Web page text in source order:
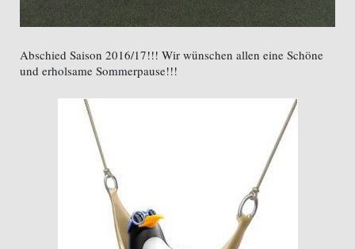
Abschied Saison 2016/17!!! Wir wünschen allen eine Schöne
und erholsame Sommerpause!!!